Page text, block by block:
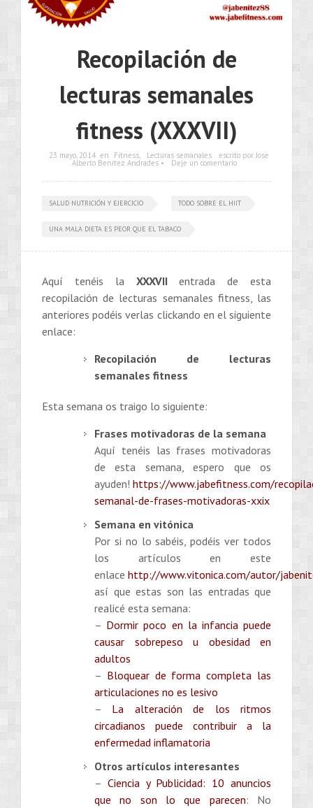
Recopilación de
lecturas semanales
fitness (XXXVII)
23 mayo, 2014 en Fitness Lecturas semanales escrito por Jose
Alberto Benítez Andrades • Deje un comentario
SALUD NUTRICIÓN Y EJERCICIO TODO SOBRE EL HIIT
UNA MALA DIETA ES PEOR QUE EL TABACO
Aquí tenéis la XXXVIIentrada de esta
recopilación de lecturas semanales fitness, las
anteriores podéis verlas clickando en el siguiente
enlace:
Recopilación de lecturas
semanales fitness
Esta semana os traigo lo siguiente:
Frases motivadoras de la semana
Aquí tenéis las frases motivadoras
de esta semana, espero que os
ayuden! https://www.jabefitness.com/
semanal-de-frases-motivadoras-xxix
Semana en vitónica
Por si no lo sabéis, podéis ver todos
los artículos en este
enlace http://www.vitonica.com/autor/
así que estas son las entradas que
realicé esta semana:
– Dormir poco en la infancia puede
causar sobrepeso u obesidad en
adultos
– Bloquear de forma completa las
articulaciones no es lesivo
– La alteración de los ritmos
circadianos puede contribuir a la
enfermedad inflamatoria
Otros artículos interesantes
– Ciencia y Publicidad: 10 anuncios
que no son lo que parecen: No